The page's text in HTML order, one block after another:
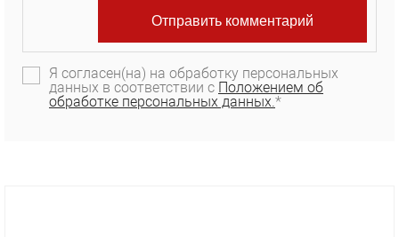
Я согласен(на) на обработку персональных
данных в соответствии с Положением об
обработке персональных данных.*